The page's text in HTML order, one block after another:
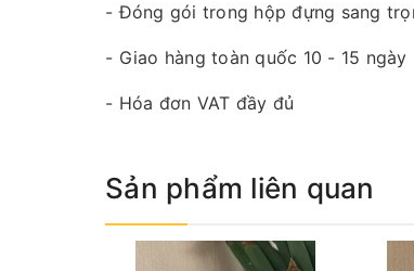
- Đóng gói trong hộp đựng sang
- Giao hàng toàn quốc 10 - 15 ngày
- Hóa đơn VAT đầy đủ
Sản phẩm liên quan